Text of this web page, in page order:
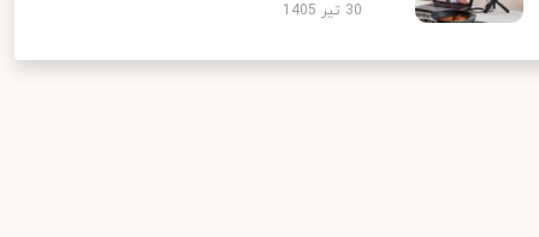
30 تیر 1405